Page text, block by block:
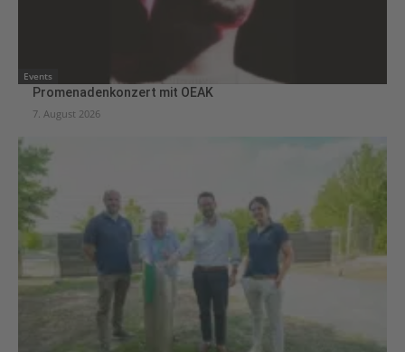
Events
Promenadenkonzert mit OEAK
7. August 2026